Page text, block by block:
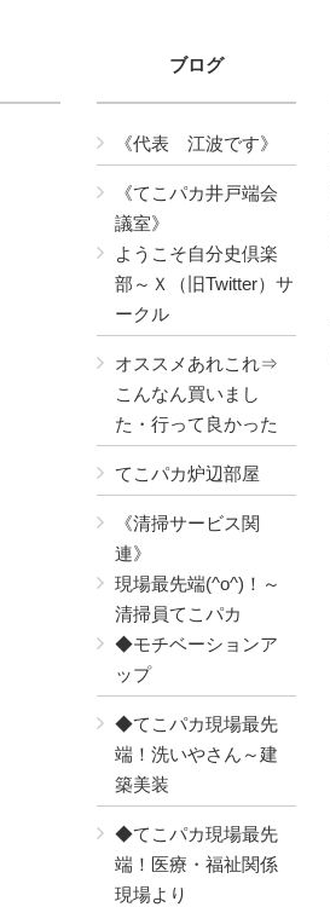
ブログ
《代表 江波です》
《てこパカ井戸端会
議室》
ようこそ自分史倶楽
部～Ｘ（旧Twitter）サ
ークル
オススメあれこれ⇒
こんなん買いまし
た・行って良かった
てこパカ炉辺部屋
《清掃サービス関
連》
現場最先端(^o^)！～
清掃員てこパカ
◆モチベーションア
ップ
◆てこパカ現場最先
端！洗いやさん～建
築美装
◆てこパカ現場最先
端！医療・福祉関係
現場より